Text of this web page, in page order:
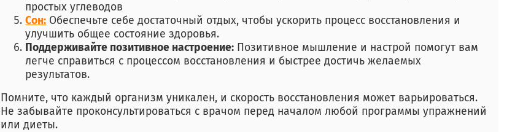
простых углеводов
Сон: Обеспечьте себе достаточный отдых, чтобы ускорить процесс восстановления и
улучшить общее состояние здоровья.
Поддерживайте позитивное настроение: Позитивное мышление и настрой помогут вам
легче справиться с процессом восстановления и быстрее достичь желаемых
результатов.
Помните, что каждый организм уникален, и скорость восстановления может варьироваться.
Не забывайте проконсультироваться с врачом перед началом любой программы упражнений
или диеты.